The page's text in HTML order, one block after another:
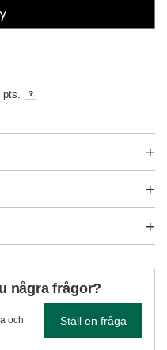
några frågor?
och
Ställ en fråga